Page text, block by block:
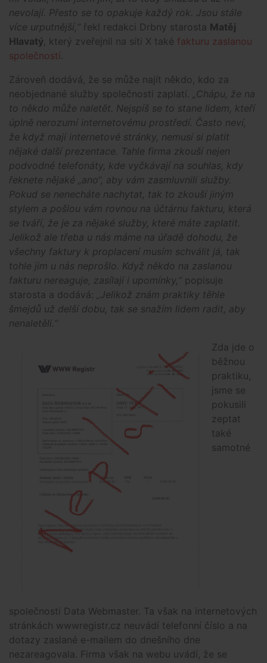
nevolají. Přesto se to opakuje každý rok. Jsou stále
více urputnější,“ řekl redakci Drbny starosta Matěj
Hlavatý , který zveřejnil na síti X také fakturu zaslanou
společností.
Zároveň dodává, že se může najít někdo, kdo za
neobjednané služby společnosti zaplatí.
„Chápu, že na
to někdo může naletět. Nejspíš se to stane lidem, kteří
úplně nerozumí internetovému prostředí. Často neví,
že když mají internetové stránky, nemusí si platit
nějaké další prezentace. Tahle firma zkouší nejen
podvodné telefonáty, kde vyčkávají na souhlas, kdy
řeknete nějaké „ano“, aby vám zasmluvnili služby.
Pokud se nenecháte nachytat, tak to zkouší jiným
stylem a pošlou vám rovnou na účtárnu fakturu, která
se tváří, že je za nějaké služby, které máte zaplatit.
Jelikož ale třeba u nás máme na úřadě dohodu, že
všechny faktury k proplacení musím schválit já, tak
tohle jim u nás neprošlo. Když někdo na zaslanou
fakturu nereaguje, zasílají i upomínky,“ popisuje
starosta a dodává:
„Jelikož znám praktiky těhle
šmejdů už delší dobu, tak se snažím lidem radit, aby
nenaletěli.“
Zda jde o
běžnou
praktiku,
jsme se
pokusili
zeptat
také
samotné
společnosti Data Webmaster. Ta však na internetových
stránkách wwwregistr.cz neuvádí telefonní číslo a na
dotazy zaslané e-mailem do dnešního dne
nezareagovala. Firma však na webu uvádí, že se